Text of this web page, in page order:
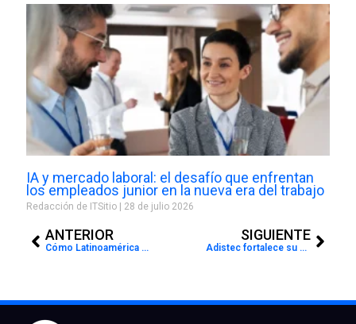
IA y mercado laboral: el desafío que enfrentan
los empleados junior en la nueva era del trabajo
Redacción de ITSitio 28 de julio 2026
ANTERIOR
Cómo Latinoamérica está usando bitcoin para reescribir las reglas de la riqueza soberana
SIGUIENTE
Adistec fortalece su ecosistema en Latam durante el cierre del Adistec Connect F1 Experience en Miami